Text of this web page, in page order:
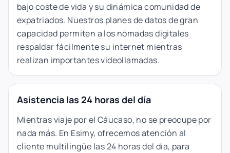
bajo coste de vida y su dinámica comunidad de
expatriados. Nuestros planes de datos de gran
capacidad permiten a los nómadas digitales
respaldar fácilmente su internet mientras
realizan importantes videollamadas.
Asistencia las 24 horas del día
Mientras viaje por el Cáucaso, no se preocupe por
nada más. En Esimy, ofrecemos atención al
cliente multilingüe las 24 horas del día, para